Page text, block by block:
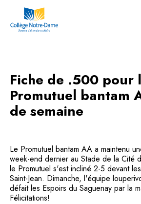
Fiche de .500 pour
Promutuel bantam
de semaine
Le Promutuel bantam AA a maintenu
week-end dernier au Stade de la Cité
le Promutuel s'est incliné 2-5 devant
Saint-Jean. Dimanche, l'équipe
défait les Espoirs du Saguenay par la
Félicitations!